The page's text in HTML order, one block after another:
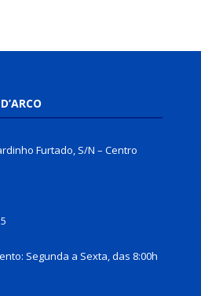
Furtado, S/N – Centro
Segunda a Sexta, das 8:00h